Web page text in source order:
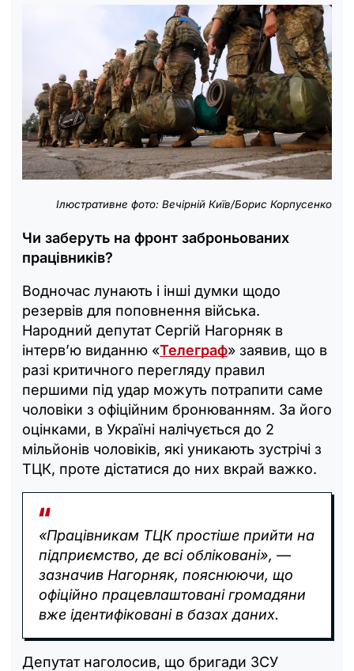
Ілюстративне фото: Вечірній Київ/Борис Корпусенко
Чи заберуть на фронт заброньованих
працівників?
Водночас лунають і інші думки щодо
резервів для поповнення війська.
Народний депутат Сергій Нагорняк в
інтерв’ю виданню «Телеграф» заявив, що в
разі критичного перегляду правил
першими під удар можуть потрапити саме
чоловіки з офіційним бронюванням. За його
оцінками, в Україні налічується до 2
мільйонів чоловіків, які уникають зустрічі з
ТЦК, проте дістатися до них вкрай важко.
«Працівникам ТЦК простіше прийти на
підприємство, де всі обліковані», —
зазначив Нагорняк, пояснюючи, що
офіційно працевлаштовані громадяни
вже ідентифіковані в базах даних.
Депутат наголосив, що бригади ЗСУ